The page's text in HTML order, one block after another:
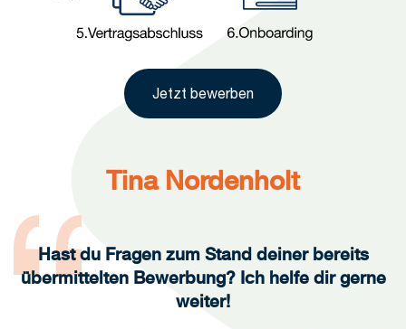
Jetzt bewerben
Tina Nordenholt
Hast du Fragen zum Stand deiner bereits
übermittelten Bewerbung? Ich helfe dir gerne
weiter!